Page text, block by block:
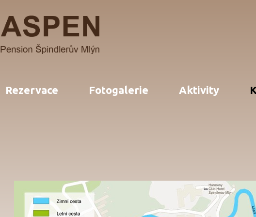
Rezervace Fotogalerie Aktivity